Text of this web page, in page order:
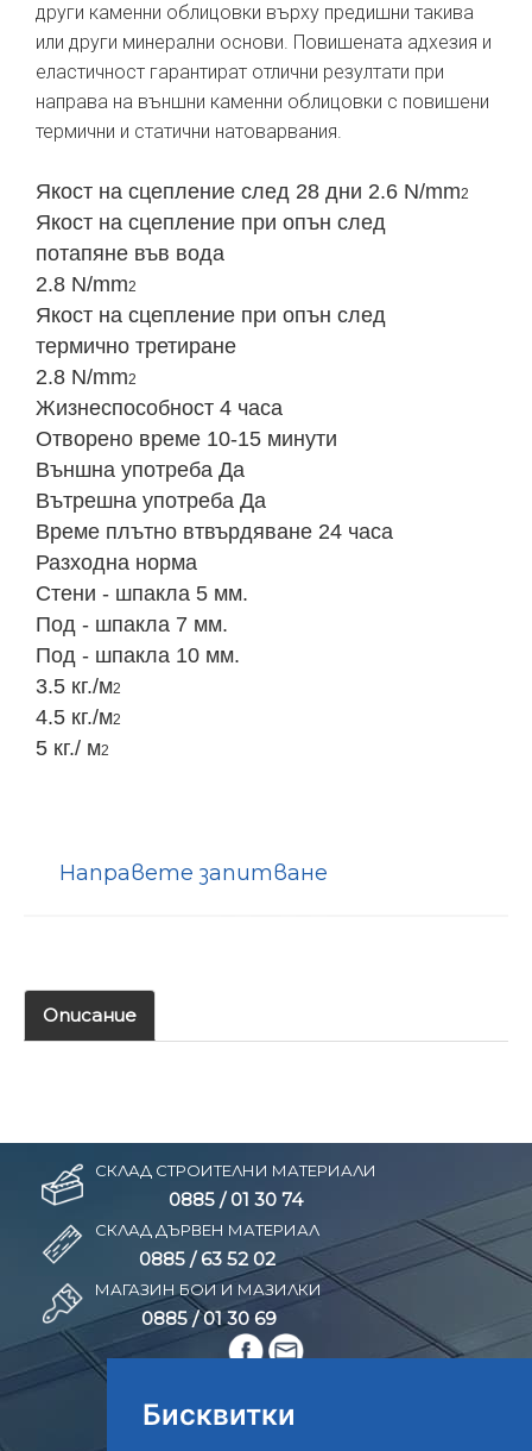
Бисквитки
други каменни облицовки върху предишни такива
или други минерални основи. Повишената адхезия и
еластичност гарантират отлични резултати при
направа на външни каменни облицовки с повишени
термични и статични натоварвания.
Якост на сцепление след 28 дни 2.6 N/mm2
Якост на сцепление при опън след
потапяне във вода
2.8 N/mm2
Якост на сцепление при опън след
термично третиране
2.8 N/mm2
Жизнеспособност 4 часа
Отворено време 10-15 минути
Външна употреба Да
Вътрешна употреба Да
Време плътно втвърдяване 24 часа
Разходна норма
Стени - шпакла 5 мм.
Под - шпакла 7 мм.
Под - шпакла 10 мм.
3.5 кг./м2
4.5 кг./м2
5 кг./ м2
Направете запитване
Описание
СКЛАД СТРОИТЕЛНИ МАТЕРИАЛИ
0885 / 01 30 74
СКЛАД ДЪРВЕН МАТЕРИАЛ
0885 / 63 52 02
МАГАЗИН БОИ И МАЗИЛКИ
0885 / 01 30 69